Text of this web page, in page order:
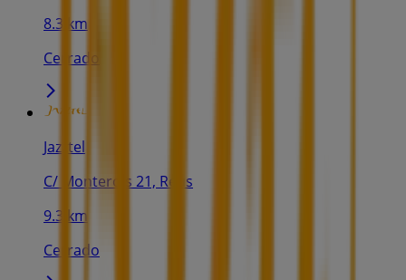
8.3 km
Cerrado
Jazztel
C/ Monterols 21, Reus
9.3 km
Cerrado